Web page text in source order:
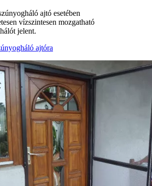
ajtó esetében
vízszintesen mozgatható
jelent.
ajtóra